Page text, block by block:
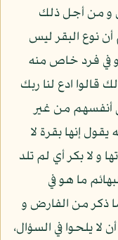
و من أجل ذلك
نوع البقر ليس
في فرد خاص منه
قالوا ادع لنا ربك
أنفسهم من غير
إنها بقرة لا
و لا بكر أي لم تلد
ما هو في
ذكر من الفارض و
يلحوا في السؤال،